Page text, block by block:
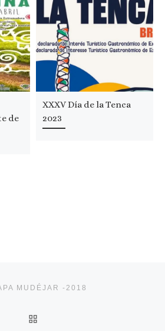
de
XXXV Día de la Tenca
2023
MUDÉJAR -2018